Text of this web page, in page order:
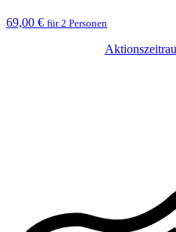
69,00 € für 2 Personen